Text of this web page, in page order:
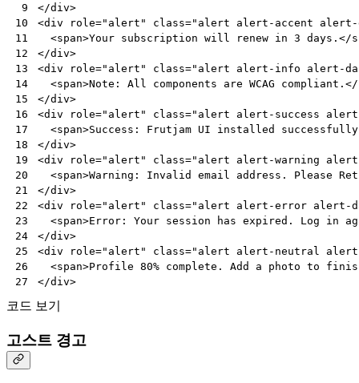
9
10
11
12
13
14
15
16
17
18
19
20
21
22
23
24
25
26
27
</div>
<div role="alert" class="alert alert-accent alert-
<span>Your subscription will renew in 3 days. </
</div>
<div role="alert" class="alert alert-info alert-
<span>Note: All components are WCAG compliant. </
</div>
<div role="alert" class="alert alert-success alert-
<span>Success: Frutjam UI installed
</div>
<div role="alert" class="alert alert-warning alert-
<span>Warning: Invalid email address. Please
</div>
<div role="alert" class="alert alert-error alert-
<span>Error: Your session has expired. Log in
</div>
<div role="alert" class="alert alert-neutral alert-
<span>Profile 80% complete. Add a photo to
</div>
코드 보기
고스트 경고